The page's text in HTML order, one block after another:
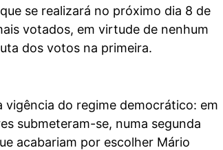
se realizará no próximo dia 8 de
votados, em virtude de nenhum
dos votos na primeira.
vigência do regime democrático: em
submeteram-se, numa segunda
acabariam por escolher Mário